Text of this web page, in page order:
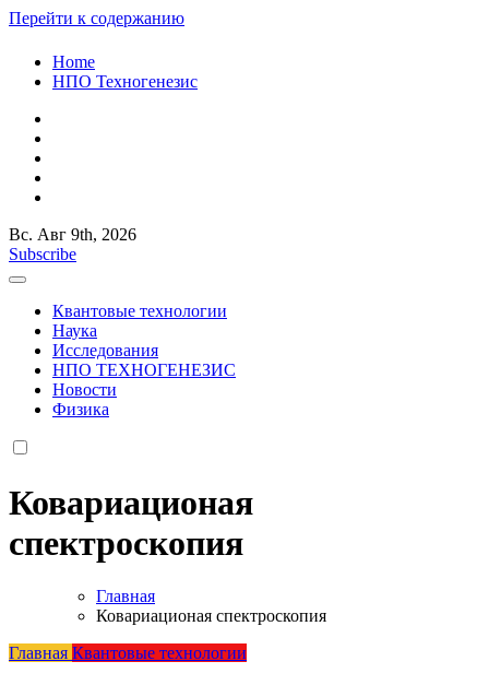
Перейти к содержанию
Home
НПО Техногенезис
КВАНТОВАЯ СЛУЧАЙНОСТЬ
Российский ученый и исследователь Старостенко Евгений
Вс. Авг 9th, 2026
Subscribe
КВАНТОВАЯ СЛУЧАЙНОСТЬ
Российский ученый и исследователь Старостенко Евгений
Юрьевич
Квантовые технологии
Наука
Исследования
НПО ТЕХНОГЕНЕЗИС
Новости
Физика
Ковариационая
спектроскопия
Главная
Ковариационая спектроскопия
Главная Квантовые технологии